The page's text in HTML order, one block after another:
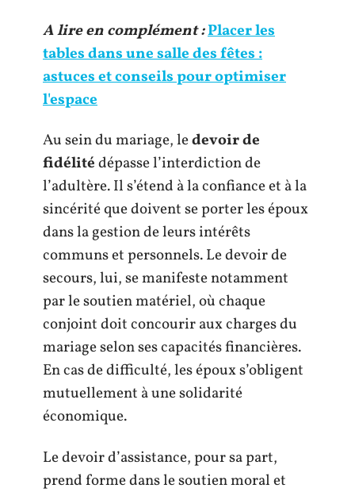
A lire en complément :Placer les
tables dans une salle des fêtes :
astuces et conseils pour optimiser
l'espace
Au sein du mariage, ledevoir de
fidélitédépasse l’interdiction de
l’adultère. Il s’étend à la confiance et à la
sincérité que doivent se porter les époux
dans la gestion de leurs intérêts
communs et personnels. Le devoir de
secours, lui, se manifeste notamment
par le soutien matériel, où chaque
conjoint doit concourir aux charges du
mariage selon ses capacités financières.
En cas de difficulté, les époux s’obligent
mutuellement à une solidarité
économique.
Le devoir d’assistance, pour sa part,
prend forme dans le soutien moral et